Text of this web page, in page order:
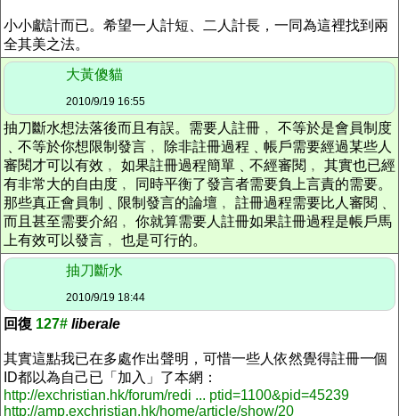
小小獻計而已。希望一人計短、二人計長，一同為這裡找到兩
全其美之法。
大黃傻貓
2010/9/19 16:55
抽刀斷水想法落後而且有誤。需要人註冊﹐ 不等於是會員制度
﹑不等於你想限制發言﹐ 除非註冊過程﹑帳戶需要經過某些人
審閱才可以有效﹐ 如果註冊過程簡單﹑不經審閱﹐ 其實也已經
有非常大的自由度﹐ 同時平衡了發言者需要負上言責的需要。
那些真正會員制﹑限制發言的論壇﹐ 註冊過程需要比人審閱﹑
而且甚至需要介紹﹐ 你就算需要人註冊如果註冊過程是帳戶馬
上有效可以發言﹐ 也是可行的。
抽刀斷水
2010/9/19 18:44
回復 127# liberale
其實這點我已在多處作出聲明，可惜一些人依然覺得註冊一個
ID都以為自己已「加入」了本網：
http://exchristian.hk/forum/redi ... ptid=1100&pid=45239
http://amp.exchristian.hk/home/article/show/20